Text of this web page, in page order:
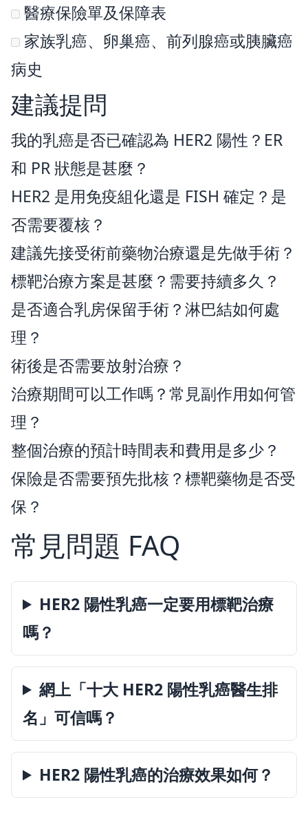
醫療保險單及保障表
家族乳癌、卵巢癌、前列腺癌或胰臟癌
病史
建議提問
我的乳癌是否已確認為 HER2 陽性？ER
和 PR 狀態是甚麼？
HER2 是用免疫組化還是 FISH 確定？是
否需要覆核？
建議先接受術前藥物治療還是先做手術？
標靶治療方案是甚麼？需要持續多久？
是否適合乳房保留手術？淋巴結如何處
理？
術後是否需要放射治療？
治療期間可以工作嗎？常見副作用如何管
理？
整個治療的預計時間表和費用是多少？
保險是否需要預先批核？標靶藥物是否受
保？
常見問題 FAQ
HER2 陽性乳癌一定要用標靶治療
嗎？
網上「十大 HER2 陽性乳癌醫生排
名」可信嗎？
HER2 陽性乳癌的治療效果如何？